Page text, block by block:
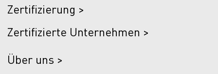
Zertifizierung >
Zertifizierte Unternehmen >
Über uns >